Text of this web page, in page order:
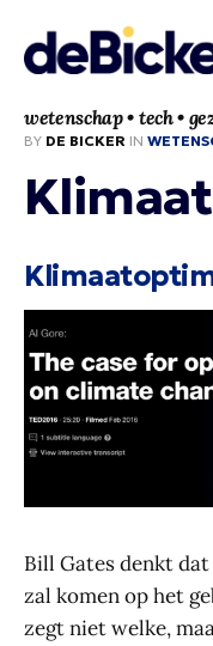
wetenschap • tech •
BY DE BICKER IN
Bill Gates denkt
zal komen op het
zegt niet welke,